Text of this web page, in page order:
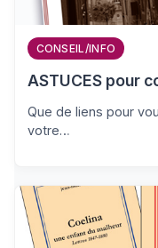
CONSEIL/INFO
ASTUCES pour
Que de liens pour
votre…